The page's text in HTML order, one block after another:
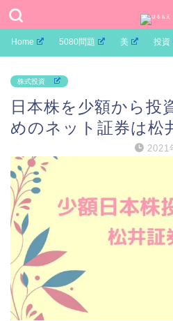
Home 5080問題 美 投資
株式投資
日本株を少額から投
めのネット証券は松
2021